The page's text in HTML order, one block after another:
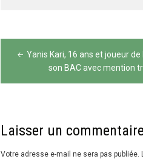
Navigation
de
l’article
Yanis Kari, 16 ans et joueur de
son BAC avec mention
Laisser un commentaire
Votre adresse e-mail ne sera pas publiée.